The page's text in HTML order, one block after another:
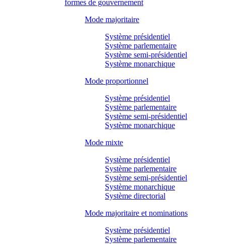
formes de gouvernement
Mode majoritaire
Système présidentiel
Système parlementaire
Système semi-présidentiel
Système monarchique
Mode proportionnel
Système présidentiel
Système parlementaire
Système semi-présidentiel
Système monarchique
Mode mixte
Système présidentiel
Système parlementaire
Système semi-présidentiel
Système monarchique
Système directorial
Mode majoritaire et nominations
Système présidentiel
Système parlementaire